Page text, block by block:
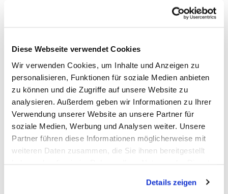
Diese Webseite verwendet Cookies
Wir verwenden Cookies, um Inhalte und Anzeigen zu
personalisieren, Funktionen für soziale Medien anbieten
zu können und die Zugriffe auf unsere Website zu
analysieren. Außerdem geben wir Informationen zu Ihrer
Verwendung unserer Website an unsere Partner für
soziale Medien, Werbung und Analysen weiter. Unsere
Partner führen diese Informationen möglicherweise mit
weiteren Daten zusammen, die Sie ihnen bereitgestellt
Cookies, wenn Sie unsere Webseite weiterhin nutzen.
Details zeigen
Anreise planen
Öffnungszeiten